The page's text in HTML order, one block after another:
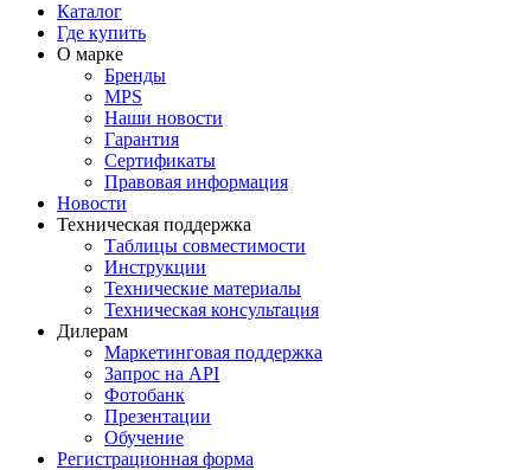
Каталог
Где купить
О марке
Бренды
MPS
Наши новости
Гарантия
Сертификаты
Правовая информация
Новости
Техническая поддержка
Таблицы совместимости
Инструкции
Технические материалы
Техническая консультация
Дилерам
Маркетинговая поддержка
Запрос на API
Фотобанк
Презентации
Обучение
Регистрационная форма